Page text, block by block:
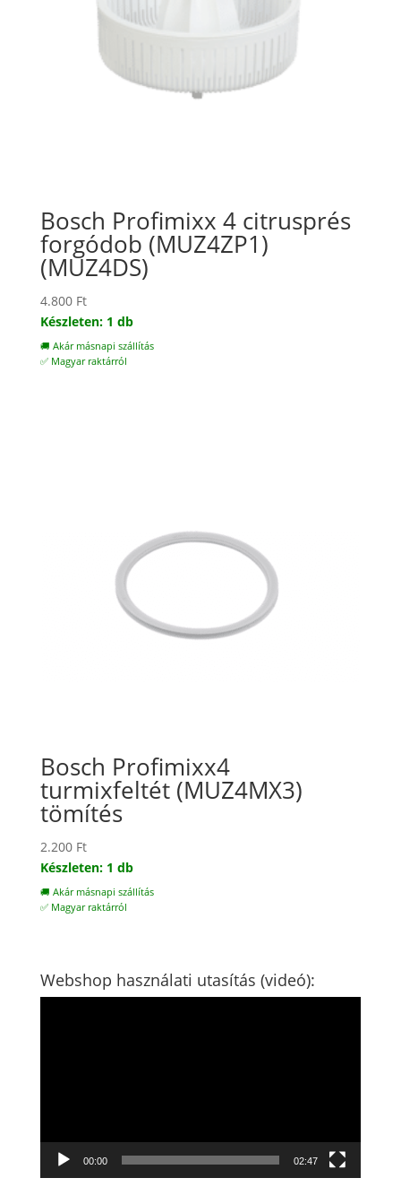
Bosch Profimixx 4 citrusprés
forgódob (MUZ4ZP1)
(MUZ4DS)
4.800 Ft
Készleten: 1 db
🚚 Akár másnapi szállítás
✅ Magyar raktárról
Bosch Profimixx4
turmixfeltét (MUZ4MX3)
tömítés
2.200 Ft
Készleten: 1 db
🚚 Akár másnapi szállítás
✅ Magyar raktárról
Webshop használati utasítás (videó):
00:00 02:47